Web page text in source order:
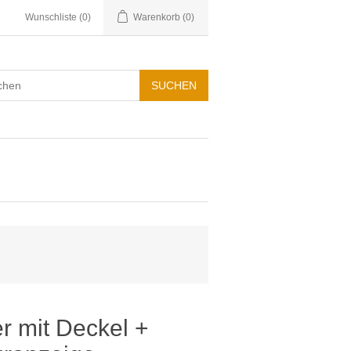
Wunschliste (0) Warenkorb (0)
mit Deckel +